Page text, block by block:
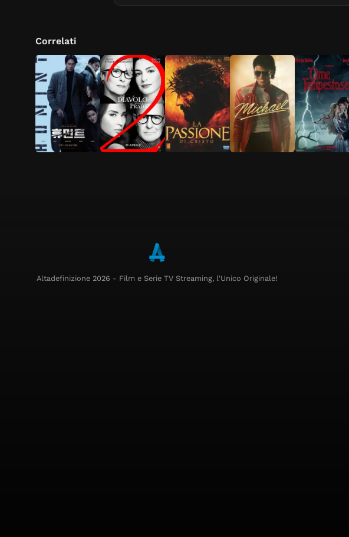
Correlati
Altadefinizione 2026 - Film e Serie TV Streaming, l'Unico Originale!